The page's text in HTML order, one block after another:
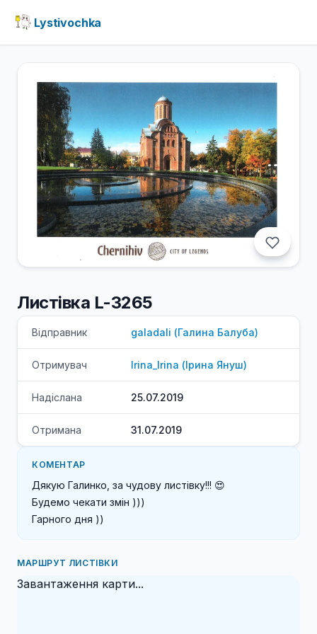
Lystivochka
Листівка L-3265
Відправник galadali (Галина Балуба)
Отримувач Irina_Irina (Ірина Януш)
Надіслана 25.07.2019
Отримана 31.07.2019
КОМЕНТАР
Дякую Галинко, за чудову листівку!!! 😍
Будемо чекати змін )))
Гарного дня ))
МАРШРУТ ЛИСТІВКИ
Завантаження карти...